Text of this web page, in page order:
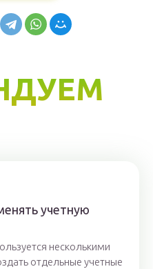
учетную
несколькими
отдельные учетные